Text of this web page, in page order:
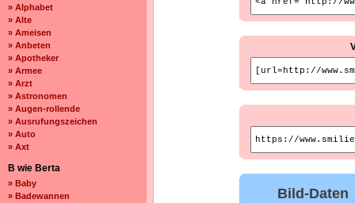
» Alphabet
» Alte
» Ameisen
» Anbeten
» Apotheker
» Armee
» Arzt
» Astronomen
» Augen-rollende
» Ausrufungszeichen
» Auto
» Axt
B wie Berta
» Baby
» Badewannen
Bild-Daten